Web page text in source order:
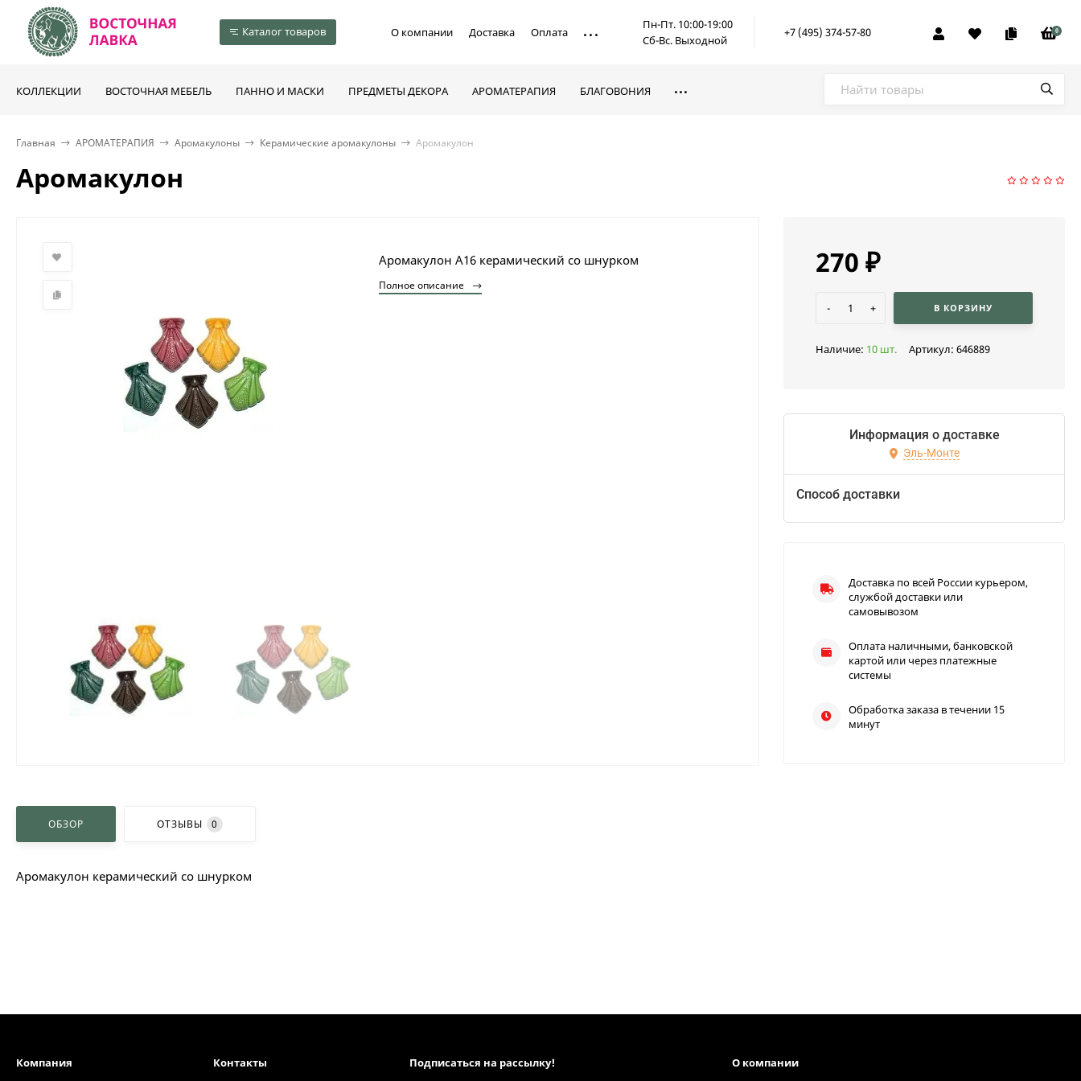
Каталог товаров О компании Доставка Оплата
Пн-Пт. 10:00-19:00
Сб-Вс. Выходной
+7 (495) 374-57-80 0
КОЛЛЕКЦИИ ВОСТОЧНАЯ МЕБЕЛЬ ПАННО И МАСКИ ПРЕДМЕТЫ ДЕКОРА АРОМАТЕРАПИЯ БЛАГОВОНИЯ
Главная АРОМАТЕРАПИЯ Аромакулоны Керамические аромакулоны Аромакулон
Аромакулон
Аромакулон A16 керамический со шнурком
Полное описание
ОБЗОР ОТЗЫВЫ 0
Аромакулон керамический со шнурком
270 ₽
- + В КОРЗИНУ
Наличие: 10 шт. Артикул: 646889
Информация о доставке
Эль-Монте
Способ доставки
Доставка по всей России курьером,
службой доставки или
самовывозом
Оплата наличными, банковской
картой или через платежные
системы
Обработка заказа в течении 15
минут
Компания Контакты Подписаться на рассылкy! О компании